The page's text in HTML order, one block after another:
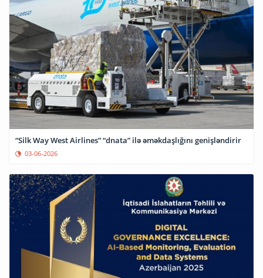
“Silk Way West Airlines” “dnata” ilə əməkdaşlığını genişləndirir
03-06-2026